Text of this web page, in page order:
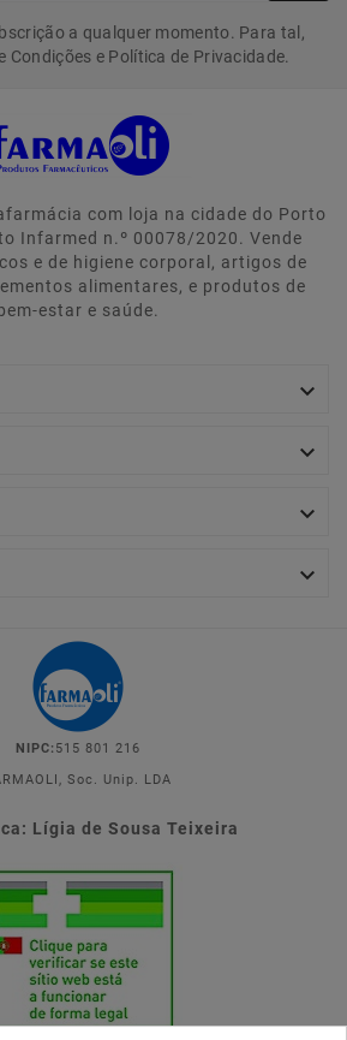
a qualquer momento. Para tal,
Condições e Política de Privacidade.
com loja na cidade do Porto
Infarmed n.º 00078/2020. Vende
e de higiene corporal, artigos de
alimentares, e produtos de
bem-estar e saúde.




NIPC: 515 801 216
Soc. Unip. LDA
Lígia de Sousa Teixeira